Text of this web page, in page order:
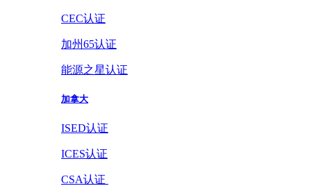
CEC认证
加州65认证
能源之星认证
加拿大
ISED认证
ICES认证
CSA认证